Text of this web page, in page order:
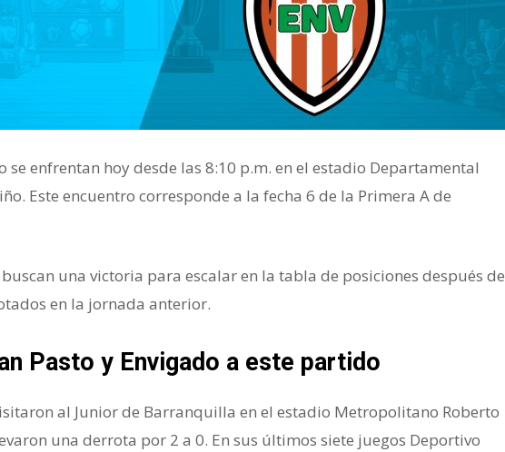
se enfrentan hoy desde las 8:10 p.m. en el estadio Departamental
Este encuentro corresponde a la fecha 6 de la Primera A de
una victoria para escalar en la tabla de posiciones después de
en la jornada anterior.
Pasto y Envigado a este partido
al Junior de Barranquilla en el estadio Metropolitano Roberto
una derrota por 2 a 0. En sus últimos siete juegos Deportivo